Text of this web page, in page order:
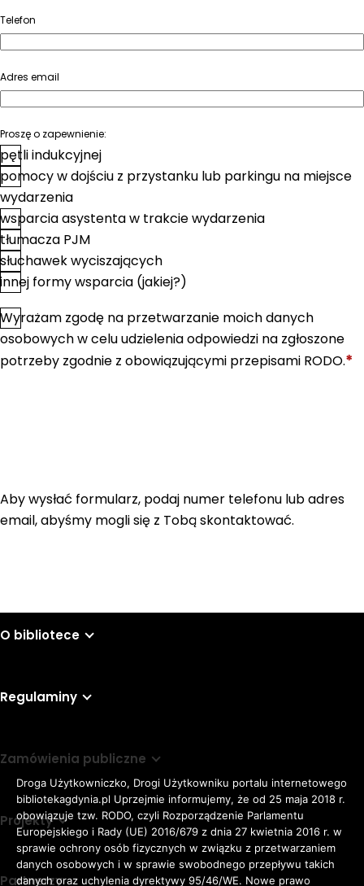
Telefon
Adres email
Proszę o zapewnienie:
pętli indukcyjnej
pomocy w dojściu z przystanku lub parkingu na miejsce
wydarzenia
wsparcia asystenta w trakcie wydarzenia
tłumacza PJM
słuchawek wyciszających
innej formy wsparcia (jakiej?)
Zgoda*
Wyrażam zgodę na przetwarzanie moich danych
osobowych w celu udzielenia odpowiedzi na zgłoszone
potrzeby zgodnie z obowiązującymi przepisami RODO.*
Aby wysłać formularz, podaj numer telefonu lub adres
email, abyśmy mogli się z Tobą skontaktować.
O bibliotece
Regulaminy
Zamówienia publiczne
Projekty
Partnerzy
Droga Użytkowniczko, Drogi Użytkowniku portalu internetowego
bibliotekagdynia.pl Uprzejmie informujemy, że od 25 maja 2018 r.
obowiązuje tzw. RODO, czyli Rozporządzenie Parlamentu
Europejskiego i Rady (UE) 2016/679 z dnia 27 kwietnia 2016 r. w
sprawie ochrony osób fizycznych w związku z przetwarzaniem
danych osobowych i w sprawie swobodnego przepływu takich
danych oraz uchylenia dyrektywy 95/46/WE. Nowe prawo